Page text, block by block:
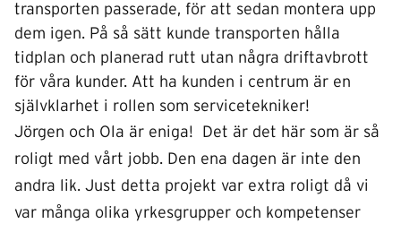
transporten passerade, för att sedan montera upp
dem igen. På så sätt kunde transporten hålla
tidplan och planerad rutt utan några driftavbrott
för våra kunder. Att ha kunden i centrum är en
självklarhet i rollen som servicetekniker!
Jörgen och Ola är eniga! Det är det här som är så
roligt med vårt jobb. Den ena dagen är inte den
andra lik. Just detta projekt var extra roligt då vi
var många olika yrkesgrupper och kompetenser